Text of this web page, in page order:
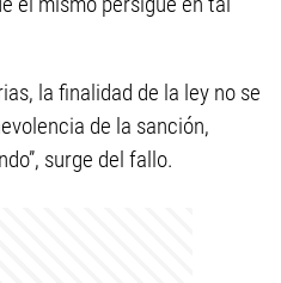
la finalidad de la ley no se
de la sanción,
surge del fallo.